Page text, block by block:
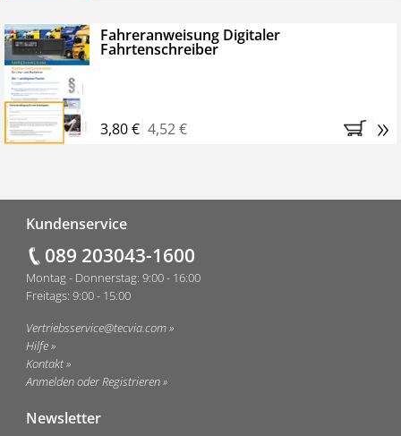
Fahreranweisung Digitaler
Fahrtenschreiber
3,80 € 4,52 € »
Kundenservice
089 203043-1600
Montag - Donnerstag: 9:00 - 16:00
Freitags: 9:00 - 15:00
Vertriebsservice@tecvia.com
Hilfe
Kontakt
Anmelden oder Registrieren
Newsletter